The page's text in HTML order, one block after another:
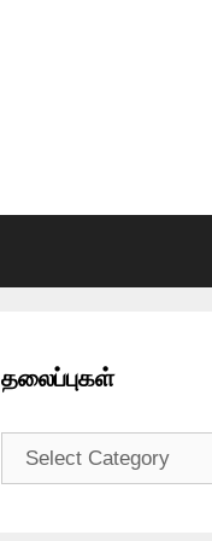
தலைப்புகள்
தலைப்புகள்